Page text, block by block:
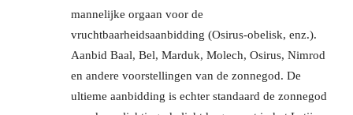
mannelijke orgaan voor de
vruchtbaarheidsaanbidding (Osirus-obelisk, enz.).
Aanbid Baal, Bel, Marduk, Molech, Osirus, Nimrod
en andere voorstellingen van de zonnegod. De
ultieme aanbidding is echter standaard de zonnegod